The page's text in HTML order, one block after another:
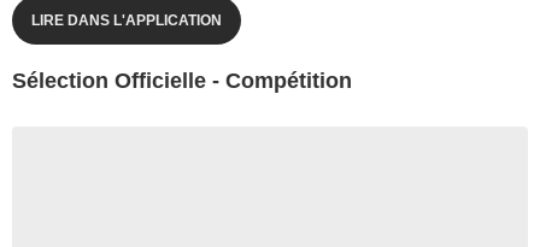
LIRE DANS L'APPLICATION
Sélection Officielle - Compétition